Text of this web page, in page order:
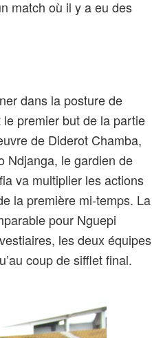
match où il y a eu des
dans la posture de
premier but de la partie
de Diderot Chamba,
Ndjanga, le gardien de
va multiplier les actions
la première mi-temps. La
pour Nguepi
les deux équipes
coup de sifflet final.